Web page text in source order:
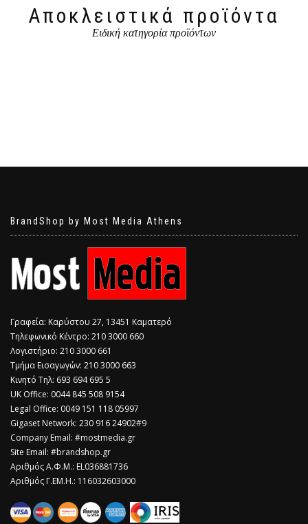
Αποκλειστικά προϊόντα
Ειδική κατηγορία προϊόντων
BrandShop by Most Media Athens
Γραφεία: Καρύστου 27, 13451 Καματερό
Τηλεφωνικό Κέντρο: 210 3000 660
Λογιστήριο: 210 3000 661
Τμήμα Εισαγωγών: 210 3000 663
Κινητό Τηλ: 693 694 695 5
​UK Office: 0044 845 508 9154
Legal Office: 0049 151 118 05997
Gigaset Network: 230 916 24902#9
Company Email: #mostmedia.gr
Site Email: #brandshop.gr
Αριθμός Α.Φ.Μ.: EL036881736
Αριθμός Γ.ΕΜ.Η.: 116032603000